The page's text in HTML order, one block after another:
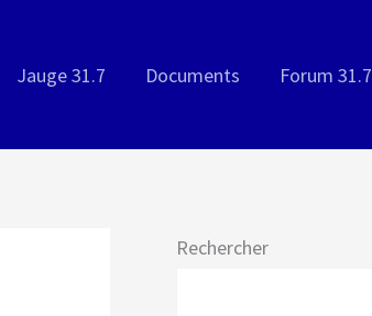
Jauge 31.7 Documents Forum 31.7
Rechercher